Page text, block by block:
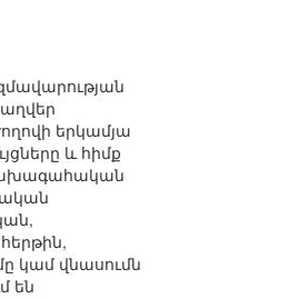
երկամյա
և հիմք
կամ վնասումն
են